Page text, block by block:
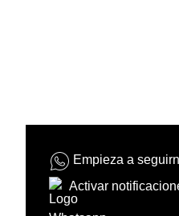
Empieza a
Activar